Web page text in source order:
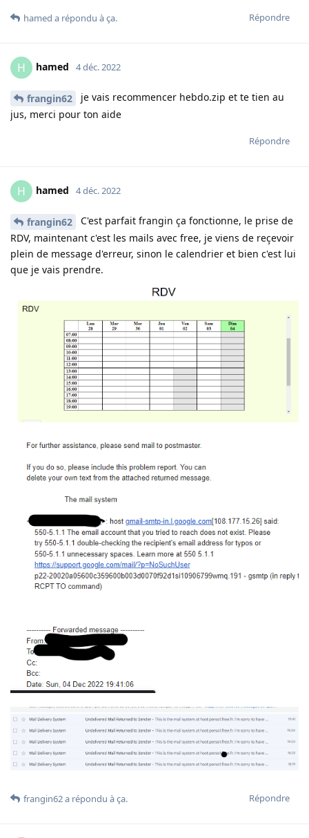
Répondre
hamed a répondu à ça.
H hamed 4 déc. 2022
frangin62
je vais recommencer hebdo.zip et te tien au
jus, merci pour ton aide
Répondre
H hamed 4 déc. 2022
frangin62
C'est parfait frangin ça fonctionne, le prise de
RDV, maintenant c'est les mails avec free, je viens de reçevoir
plein de message d'erreur, sinon le calendrier et bien c'est lui
que je vais prendre.
Répondre
frangin62a répondu à ça.